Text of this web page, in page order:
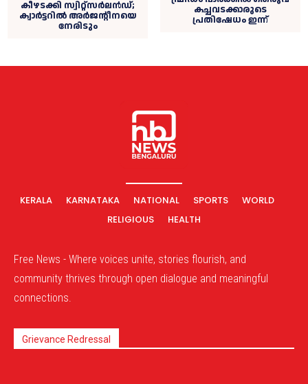
കീഴടക്കി സ്വിറ്റ്‌സർലൻഡ്;
ക്വാർട്ടറിൽ അർജന്റീനയെ
നേരിടും
കച്ചവടക്കാരുടെ
പ്രതിഷേധം ഇന്ന്
KERALA KARNATAKA NATIONAL SPORTS
WORLD
RELIGIOUS
HEALTH
Free News - Where voices unite, stories flourish, and
community thrives through open dialogue and meaningful
connections.
Grievance Redressal